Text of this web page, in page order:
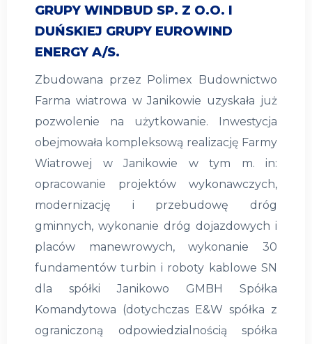
GRUPY WINDBUD SP. Z O.O. I
DUŃSKIEJ GRUPY EUROWIND
ENERGY A/S.
Zbudowana przez Polimex Budownictwo
Farma wiatrowa w Janikowie uzyskała już
pozwolenie na użytkowanie. Inwestycja
obejmowała kompleksową realizację Farmy
Wiatrowej w Janikowie w tym m. in:
opracowanie projektów wykonawczych,
modernizację i przebudowę dróg
gminnych, wykonanie dróg dojazdowych i
placów manewrowych, wykonanie 30
fundamentów turbin i roboty kablowe SN
dla spółki Janikowo GMBH Spółka
Komandytowa (dotychczas E&W spółka z
ograniczoną odpowiedzialnością spółka